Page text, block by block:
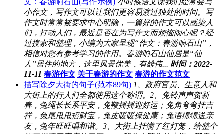
小作文，写作文可以让我们更容易渡过独处的时间。写
作文时常常被要求中心明确，一篇好的作文可以感染人
们，打动人们，最近是否在为写作文而烦恼闹心呢？经
过搜索和整理，小编为大家呈现“作文：春游响石山”，
相信对您有参考学习的作用。春游响石山仙居是“仙
人”居住的地方，这里风景优美，有雄伟... 时间：2022-
11-11 春游作文 关于春游的作文 春游的作文范文
描写除夕大街的句子(范本89句) 1、政府官员、生意人和
大街上的行人们全都使用这个称谓。2、兔铃声声贺新
春，兔绳长长系平安，兔鞭摇摇迎好运；兔角弯弯挂吉
祥，兔尾甩甩招财宝，兔皮暖暖保健康；兔语绵绵送亲
友，兔年旺旺唱和谐。3、大街上挂满了红灯笼，给整个